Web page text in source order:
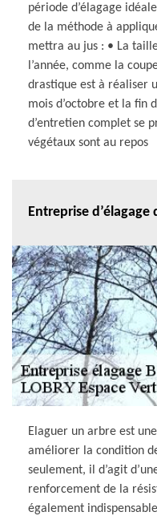
période d’élagage
de la méthode à
mettra au jus : • La
l’année, comme la
drastique est à réaliser
mois d’octobre et la fin
d’entretien complet se
végétaux sont au repos
Entreprise d’élagage
Elaguer un arbre est
améliorer la condition
seulement, il d’agit
renforcement de la
également